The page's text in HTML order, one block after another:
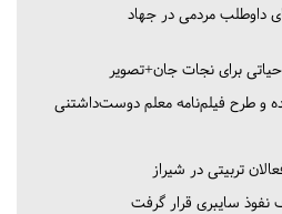
داوطلب مردمی در جهاد
برای نجات جان+تصویر
و طرح فیلم‌نامه معلم دوست‌داشتنی
تربیتی در شیراز
سایبری قرار گرفت